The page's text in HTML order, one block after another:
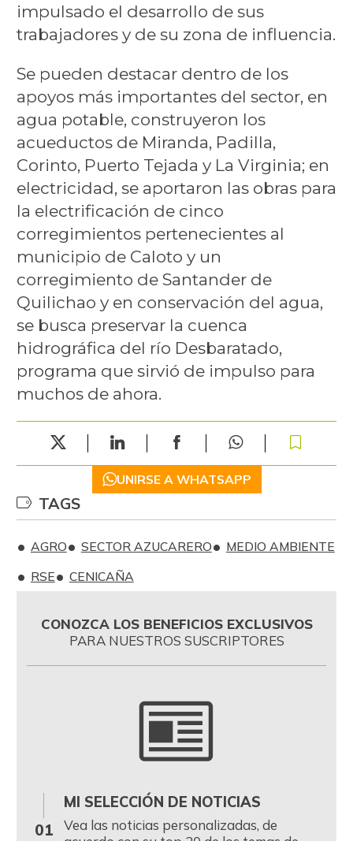
impulsado el desarrollo de sus
trabajadores y de su zona de influencia.
Se pueden destacar dentro de los
apoyos más importantes del sector, en
agua potable, construyeron los
acueductos de Miranda, Padilla,
Corinto, Puerto Tejada y La Virginia; en
electricidad, se aportaron las obras para
la electrificación de cinco
corregimientos pertenecientes al
municipio de Caloto y un
corregimiento de Santander de
Quilichao y en conservación del agua,
se busca preservar la cuenca
hidrográfica del río Desbaratado,
programa que sirvió de impulso para
muchos de ahora.
UNIRSE A WHATSAPP
TAGS
AGRO SECTOR AZUCARERO
MEDIO AMBIENTE
RSE
CENICAÑA
CONOZCA LOS BENEFICIOS EXCLUSIVOS
PARA NUESTROS SUSCRIPTORES
01
MI SELECCIÓN DE NOTICIAS
Vea las noticias personalizadas, de